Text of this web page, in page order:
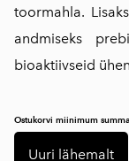
toormahla.
andmiseks
bioaktiivseid
Ostukorvi miinimum
Uuri lähemalt